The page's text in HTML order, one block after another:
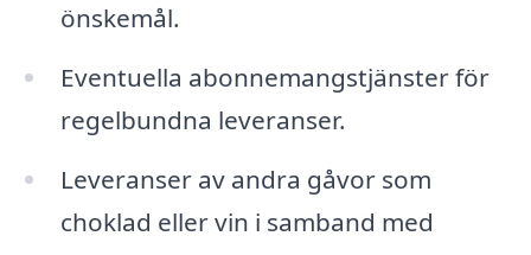
önskemål.
Eventuella abonnemangstjänster för
regelbundna leveranser.
Leveranser av andra gåvor som
choklad eller vin i samband med